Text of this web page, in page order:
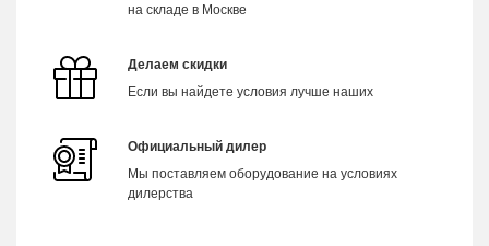
на складе в Москве
Делаем скидки
Если вы найдете условия лучше наших
Официальный дилер
Мы поставляем оборудование на условиях
дилерства